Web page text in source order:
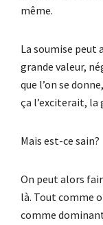
même.
La soumise peut
grande valeur,
que l’on se
ça l’exciterait, la
Mais est-ce sain?
On peut alors
là. Tout comme
comme